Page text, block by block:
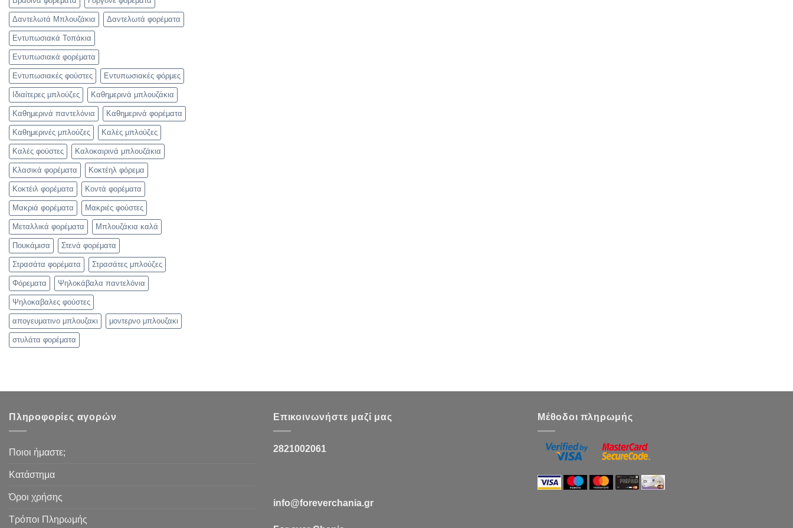
Δαντελωτά Μπλουζάκια Δαντελωτά φορέματα
Εντυπωσιακά Τοπάκια
Εντυπωσιακά φορέματα
Εντυπωσιακές φούστες Εντυπωσιακές φόρμες
Ιδιαίτερες μπλούζες Καθημερινά μπλουζάκια
Καθημερινά παντελόνια Καθημερινά φορέματα
Καθημερινές μπλούζες Καλές μπλούζες
Καλές φούστες Καλοκαιρινά μπλουζάκια
Κλασικά φορέματα Κοκτέηλ φόρεμα
Κοκτέιλ φορέματα Κοντά φορέματα
Μακριά φορέματα Μακριές φούστες
Μεταλλικά φορέματα Μπλουζάκια καλά
Πουκάμισα Στενά φορέματα
Στρασάτα φορέματα Στρασάτες μπλούζες
Φόρεματα Ψηλοκάβαλα παντελόνια
Ψηλοκαβαλες φούστες
απογευματινο μπλουζακι μοντερνο μπλουζακι
στυλάτα φορέματα
Πληροφορίες αγορών
Ποιοι ήμαστε;
Κατάστημα
Όροι χρήσης
Τρόποι Πληρωμής
Επικοινωνήστε μαζί μας
2821002061
info@foreverchania.gr
Μέθοδοι πληρωμής